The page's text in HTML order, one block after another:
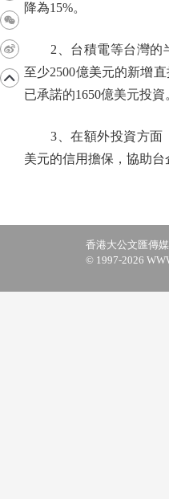
降為15%。
2、台積電等台灣的
至少2500億美元的新增
已承諾的1650億美元投資
3、在額外投資方面
美元的信用擔保，協助台
香港大公文匯傳
© 1997-2026